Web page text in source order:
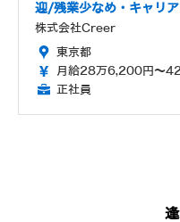
迎/残業少なめ・キャリ
株式会社Creer
東京都
月給28万6,200円～
正社員